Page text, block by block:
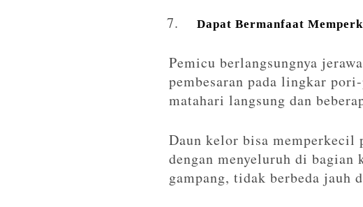
Dapat Bermanfaat
Pemicu berlangsungnya
pembesaran pada lingkar
matahari langsung dan
Daun kelor bisa memperkecil
dengan menyeluruh di
gampang, tidak berbeda jauh